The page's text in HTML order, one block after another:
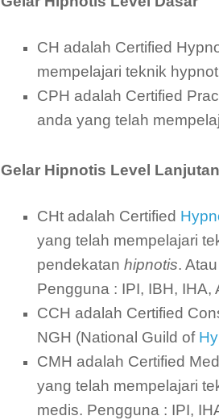
CH adalah Certified
mempelajari teknik
CPH adalah Certified
anda yang telah
Gelar Hipnotis Level Lanjutan
CHt adalah Certified
yang telah mempelajari
pendekatan hipnotis.
Pengguna : IPI, IBH, IHA,
CCH adalah Certified
NGH (National Guild of
CMH adalah Certified
yang telah mempelajari
medis. Pengguna : IPI,